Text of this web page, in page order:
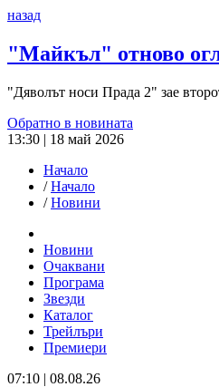
назад
"Майкъл" отново
"Дяволът носи Прада 2" зае
Обратно в новината
13:30 | 18 май 2026
Начало
/Начало
/Новини
Новини
Очаквани
Програма
Звезди
Каталог
Трейлъри
Премиери
07:10 | 08.08.26